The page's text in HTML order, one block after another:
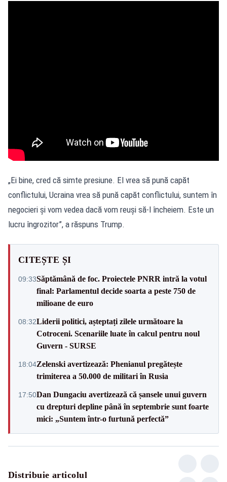
„Ei bine, cred că simte presiune. El vrea să pună capăt
conflictului, Ucraina vrea să pună capăt conflictului, suntem în
negocieri și vom vedea dacă vom reuși să-l încheiem. Este un
lucru îngrozitor”, a răspuns Trump.
CITEȘTE ȘI
09:33Săptămână de foc. Proiectele PNRR intră la votul
final: Parlamentul decide soarta a peste 750 de
milioane de euro
08:32Liderii politici, așteptați zilele următoare la
Cotroceni. Scenariile luate în calcul pentru noul
Guvern - SURSE
18:04Zelenski avertizează: Phenianul pregătește
trimiterea a 50.000 de militari în Rusia
17:50Dan Dungaciu avertizează că șansele unui guvern
cu drepturi depline până în septembrie sunt foarte
mici: „Suntem într-o furtună perfectă”
Distribuie articolul